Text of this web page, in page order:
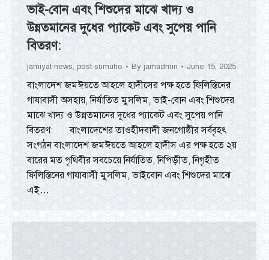
ভাই-বোন এবং শিশুদের মাঝে খাদ্য ও
উন্নতমানের দুধের প্যাকেট এবং সুপেয় পানি
বিতরণ:
jamiyat-news, post-sumuho By jamadmin June 15, 2025
বাংলাদেশ জমঈয়তে আহলে হাদীসের পক্ষ হতে ফিলিস্তিনের
গাযাবাসী অসহায়, নির্যাতিত মুসলিম, ভাই-বোন এবং শিশুদের
মাঝে খাদ্য ও উন্নতমানের দুধের প্যাকেট এবং সুপেয় পানি
বিতরণ: বাংলাদেশের তাওহীদবাদী জনগোষ্ঠীর সর্ববৃহৎ
সংগঠন বাংলাদেশ জমঈয়তে আহলে হাদীস এর পক্ষ হতে ২য়
বারের মত পৃথিবীর সবচেয়ে নির্যাতিত, নিপিড়ীত, নিগৃহীত
ফিলিস্তিনের গাযাবাসী মুসলিম, ভাইবোন এবং শিশুদের মাঝে
এই…